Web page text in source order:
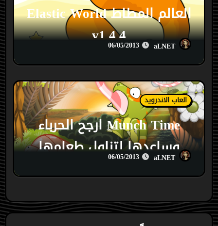
العالم المطاط Elastic World
v1.4.4
aLNET
06/05/2013
العاب الاندرويد
Munch Time ارجح الحرباء
وساعدها لتناول طعامها
aLNET
06/05/2013